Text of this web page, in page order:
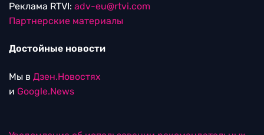
Реклама RTVI: adv-eu@rtvi.com
Партнерские материалы
Достойные новости
Мы в Дзен.Новостях
и Google.News